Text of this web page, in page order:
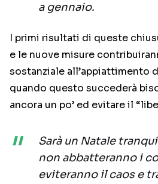
a gennaio.
I primi risultati di queste
e le nuove misure
sostanziale all’appiattimento
quando questo succederà
ancora un po’ ed evitare il
Sarà un Natale
non abbatteranno i
eviteranno il caos e